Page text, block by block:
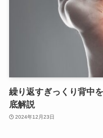
繰り返すぎっくり背中
底解説
2024年12月23日